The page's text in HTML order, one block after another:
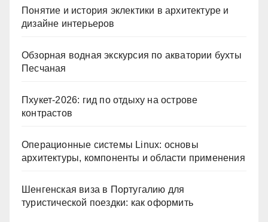
Понятие и история эклектики в архитектуре и
дизайне интерьеров
Обзорная водная экскурсия по акватории бухты
Песчаная
Пхукет-2026: гид по отдыху на острове
контрастов
Операционные системы Linux: основы
архитектуры, компоненты и области применения
Шенгенская виза в Португалию для
туристической поездки: как оформить